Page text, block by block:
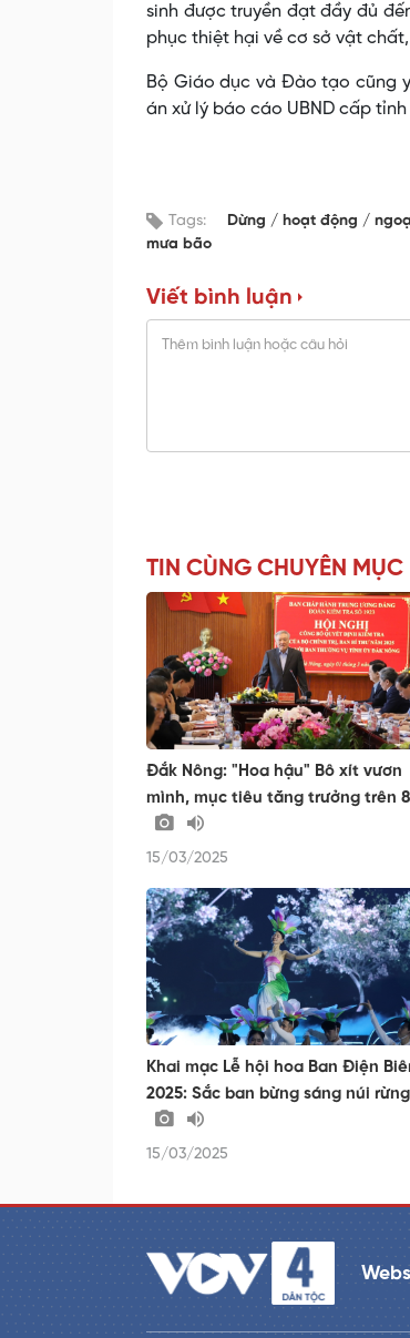
sinh được truyền đạt đầy đủ
phục thiệt hại về cơ sở vật
Bộ Giáo dục và Đào tạo cũng
án xử lý báo cáo UBND cấp
Tags: Dừng hoạt động
mưa bão
Viết bình luận
TIN CÙNG CHUYÊN MỤC
Đắk Nông: "Hoa hậu" Bô xít vươn
mình, mục tiêu tăng trưởng trên
15/03/2025
Khai mạc Lễ hội hoa Ban Điện
2025: Sắc ban bừng sáng núi rừng
15/03/2025